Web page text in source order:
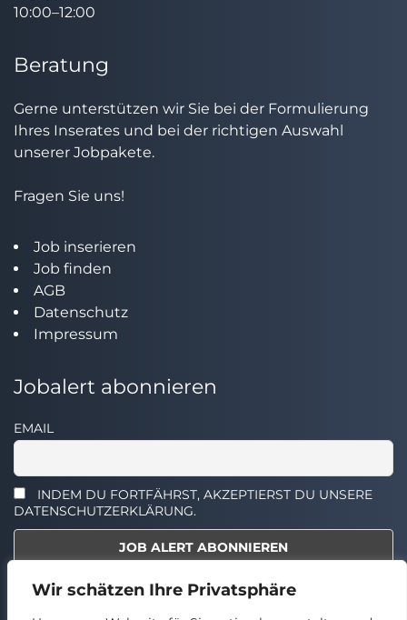
Wir schätzen Ihre Privatsphäre
10:00–12:00
Beratung
Gerne unterstützen wir Sie bei der Formulierung
Ihres Inserates und bei der richtigen Auswahl
unserer Jobpakete.
Fragen Sie uns!
Job inserieren
Job finden
AGB
Datenschutz
Impressum
Jobalert abonnieren
EMAIL
INDEM DU FORTFÄHRST, AKZEPTIERST DU UNSERE
DATENSCHUTZERKLÄRUNG.
Select the widget you want to show.